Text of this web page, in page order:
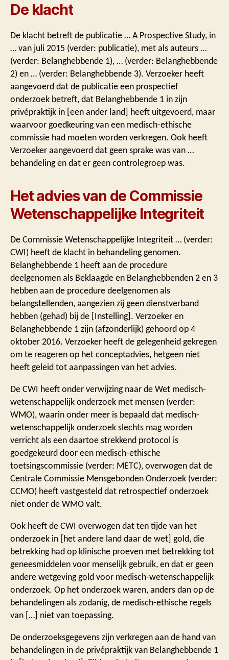
De klacht
De klacht betreft de publicatie … A Prospective Study, in
… van juli 2015 (verder: publicatie), met als auteurs …
(verder: Belanghebbende 1), … (verder: Belanghebbende
2) en … (verder: Belanghebbende 3). Verzoeker heeft
aangevoerd dat de publicatie een prospectief
onderzoek betreft, dat Belanghebbende 1 in zijn
privépraktijk in [een ander land] heeft uitgevoerd, maar
waarvoor goedkeuring van een medisch-ethische
commissie had moeten worden verkregen. Ook heeft
Verzoeker aangevoerd dat geen sprake was van …
behandeling en dat er geen controlegroep was.
Het advies van de Commissie
Wetenschappelijke Integriteit
De Commissie Wetenschappelijke Integriteit … (verder:
CWI) heeft de klacht in behandeling genomen.
Belanghebbende 1 heeft aan de procedure
deelgenomen als Beklaagde en Belanghebbenden 2 en 3
hebben aan de procedure deelgenomen als
belangstellenden, aangezien zij geen dienstverband
hebben (gehad) bij de [Instelling]. Verzoeker en
Belanghebbende 1 zijn (afzonderlijk) gehoord op 4
oktober 2016. Verzoeker heeft de gelegenheid gekregen
om te reageren op het conceptadvies, hetgeen niet
heeft geleid tot aanpassingen van het advies.
De CWI heeft onder verwijzing naar de Wet medisch-
wetenschappelijk onderzoek met mensen (verder:
WMO), waarin onder meer is bepaald dat medisch-
wetenschappelijk onderzoek slechts mag worden
verricht als een daartoe strekkend protocol is
goedgekeurd door een medisch-ethische
toetsingscommissie (verder: METC), overwogen dat de
Centrale Commissie Mensgebonden Onderzoek (verder:
CCMO) heeft vastgesteld dat retrospectief onderzoek
niet onder de WMO valt.
Ook heeft de CWI overwogen dat ten tijde van het
onderzoek in [het andere land daar de wet] gold, die
betrekking had op klinische proeven met betrekking tot
geneesmiddelen voor menselijk gebruik, en dat er geen
andere wetgeving gold voor medisch-wetenschappelijk
onderzoek. Op het onderzoek waren, anders dan op de
behandelingen als zodanig, de medisch-ethische regels
van […] niet van toepassing.
De onderzoeksgegevens zijn verkregen aan de hand van
behandelingen in de privépraktijk van Belanghebbende 1